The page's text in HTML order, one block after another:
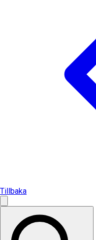
Tillbaka